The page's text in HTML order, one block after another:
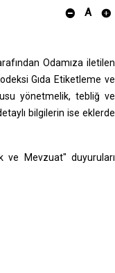
A
Odamıza iletilen
Gıda Etiketleme ve
yönetmelik, tebliğ ve
bilgilerin ise eklerde
ve Mevzuat" duyuruları